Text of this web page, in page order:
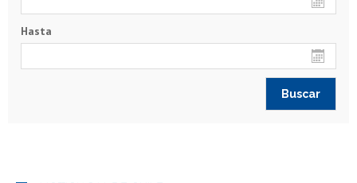
Hasta